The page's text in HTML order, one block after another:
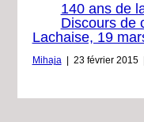
140 ans de
Discours de
Lachaise, 19
Mihaja 23 février 2015